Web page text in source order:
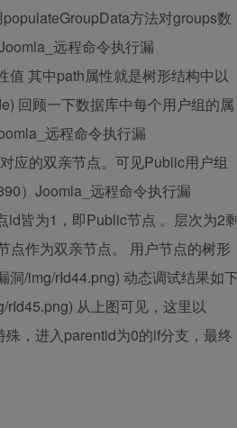
方法对groups数
远程命令执行漏
值 其中path属性就是树形结构中以
回顾一下数据库中每个用户组的属
远程命令执行漏
应的双亲节点。可见Public用户组
）Joomla_远程命令执行漏
id皆为1，即Public节点 。层次为2
点作为双亲节点。 用户节点的树形
洞/img/rId44.png) 动态调试结果如
从上图可见，这里以
，进入parentid为0的if分支，最终